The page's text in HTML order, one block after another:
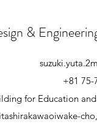
&
+81 75-
for Education